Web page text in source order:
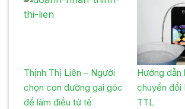
Thịnh Thị Liên – Người
chọn con đường gai góc
để làm điều tử tế
Hướng dẫn
chuyển đổi
TTL